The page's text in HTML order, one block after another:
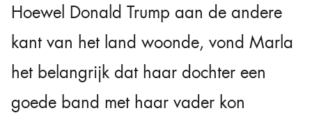
Hoewel Donald Trump aan de andere
kant van het land woonde, vond Marla
het belangrijk dat haar dochter een
goede band met haar vader kon